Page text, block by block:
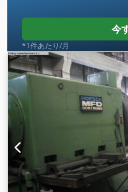
今
*1件あたり/月